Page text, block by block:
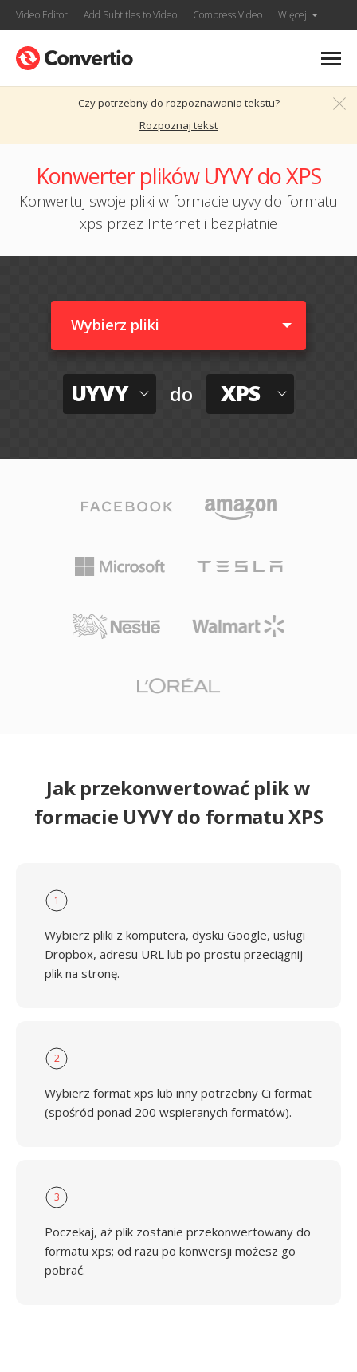
Video Editor Add Subtitles to Video Compress Video Więcej
Czy potrzebny do rozpoznawania tekstu?
Rozpoznaj tekst
Konwerter plików UYVY do XPS
Konwertuj swoje pliki w formacie uyvy do formatu
xps przez Internet i bezpłatnie
Wybierz pliki
UYVY do XPS
Jak przekonwertować plik w
formacie UYVY do formatu XPS
1
Wybierz pliki z komputera, dysku Google, usługi
Dropbox, adresu URL lub po prostu przeciągnij
plik na stronę.
2
Wybierz format xps lub inny potrzebny Ci format
(spośród ponad 200 wspieranych formatów).
3
Poczekaj, aż plik zostanie przekonwertowany do
formatu xps; od razu po konwersji możesz go
pobrać.